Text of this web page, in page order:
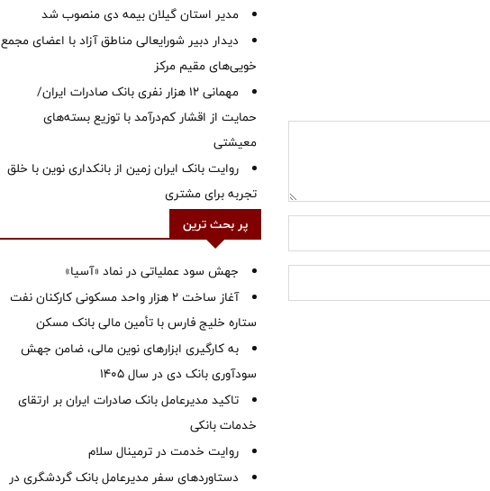
‌مدیر استان گیلان بیمه دی منصوب شد
دیدار دبیر شورایعالی مناطق آزاد با اعضای مجمع
خویی‌های مقیم مرکز
مهمانی ۱۲ هزار نفری بانک صادرات ایران/
حمایت از اقشار کم‌درآمد با توزیع بسته‌های
معیشتی
روایت بانک ایران زمین از بانکداری نوین با خلق
تجربه برای مشتری
پر بحث ترین
جهش سود عملیاتی در نماد «آسیا»
آغاز ساخت ۲ هزار واحد مسکونی کارکنان نفت
ستاره خلیج فارس با تأمین مالی بانک مسکن
به کارگیری ابزارهای نوین مالی، ضامن جهش
سودآوری بانک دی در سال 1405
تاکید مدیرعامل بانک صادرات ایران بر ارتقای
خدمات بانکی
روایت خدمت در ترمینال سلام
دستاوردهای سفر مدیرعامل بانک گردشگری در